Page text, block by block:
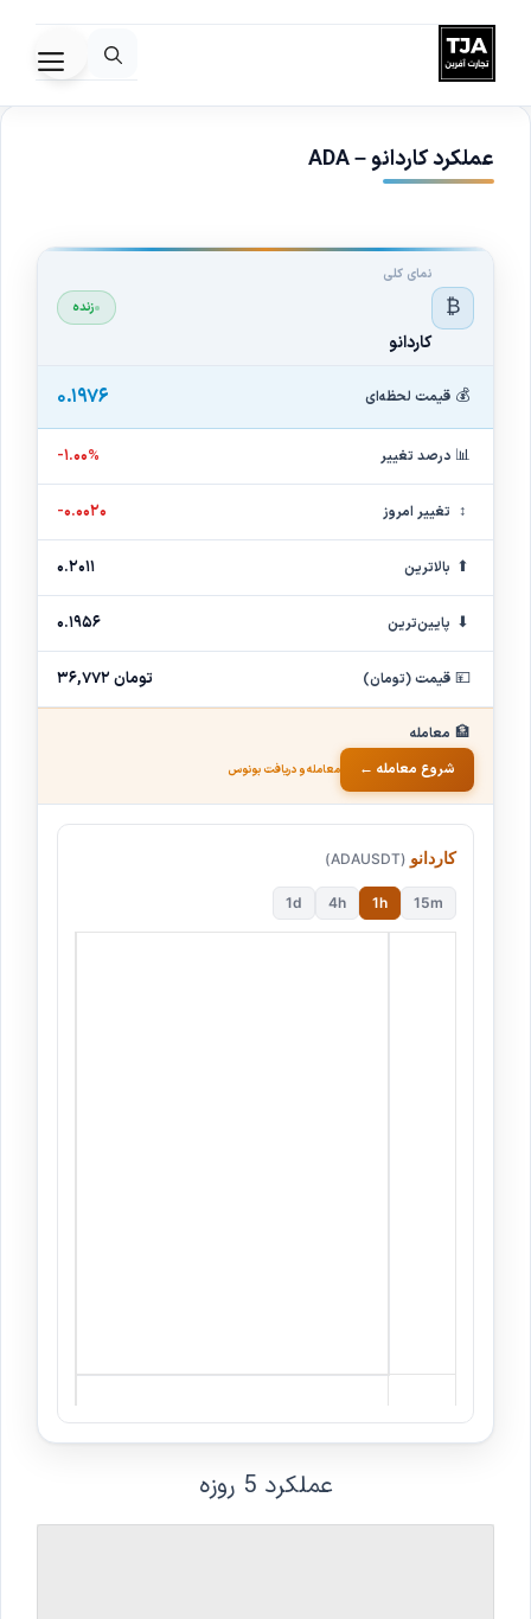
به
محتواعملکرد کاردانو – ADA
₿
نمای کلی
کاردانو
زنده
💰 قیمت لحظه‌ای ۰.۱۹۷۶
📊 درصد تغییر -۱.۰۰%
↕ تغییر امروز -۰.۰۰۲۰
⬆ بالاترین ۰.۲۰۱۱
⬇ پایین‌ترین ۰.۱۹۵۶
💴 قیمت (تومان) ۳۶,۷۷۲ تومان
🏦 معامله
شروع معامله ←
معامله و دریافت بونوس
کاردانو (ADAUSDT)
15m
1h
4h
1d
عملکرد 5 روزه